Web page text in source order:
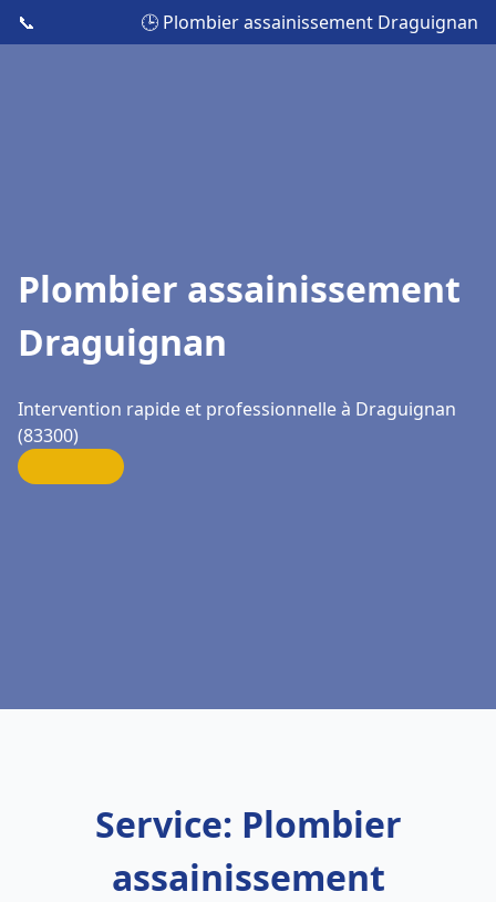
📞 🕒 Plombier assainissement Draguignan
Plombier assainissement
Draguignan
Intervention rapide et professionnelle à Draguignan
(83300)
Service: Plombier
assainissement